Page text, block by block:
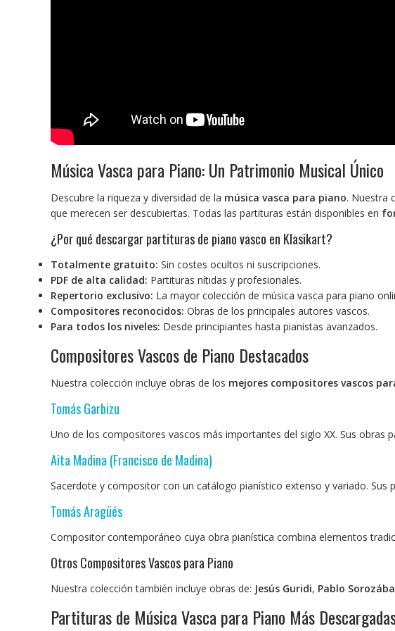
Música Vasca para Piano: Un Patrimonio Musical Único
Descubre la riqueza y diversidad de la música vasca para piano. Nuestra
que merecen ser descubiertas. Todas las partituras están disponibles en
¿Por qué descargar partituras de piano vasco en Klasikart?
Totalmente gratuito: Sin costes ocultos ni suscripciones.
PDF de alta calidad: Partituras nítidas y profesionales.
Repertorio exclusivo: La mayor colección de música vasca para piano
Compositores reconocidos: Obras de los principales autores vascos.
Para todos los niveles: Desde principiantes hasta pianistas avanzados.
Compositores Vascos de Piano Destacados
Nuestra colección incluye obras de los mejores compositores vascos
Tomás Garbizu
Uno de los compositores vascos más importantes del siglo XX. Sus
Aita Madina (Francisco de Madina)
Sacerdote y compositor con un catálogo pianístico extenso y variado.
Tomás Aragüés
Compositor contemporáneo cuya obra pianística combina elementos
Otros Compositores Vascos para Piano
Nuestra colección también incluye obras de: Jesús Guridi, Pablo
Partituras de Música Vasca para Piano Más